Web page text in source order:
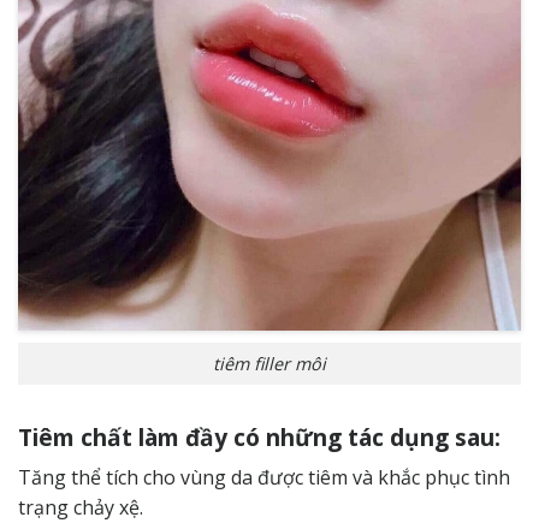
tiêm filler môi
Tiêm chất làm đầy có những tác dụng sau:
Tăng thể tích cho vùng da được tiêm và khắc phục tình
trạng chảy xệ.